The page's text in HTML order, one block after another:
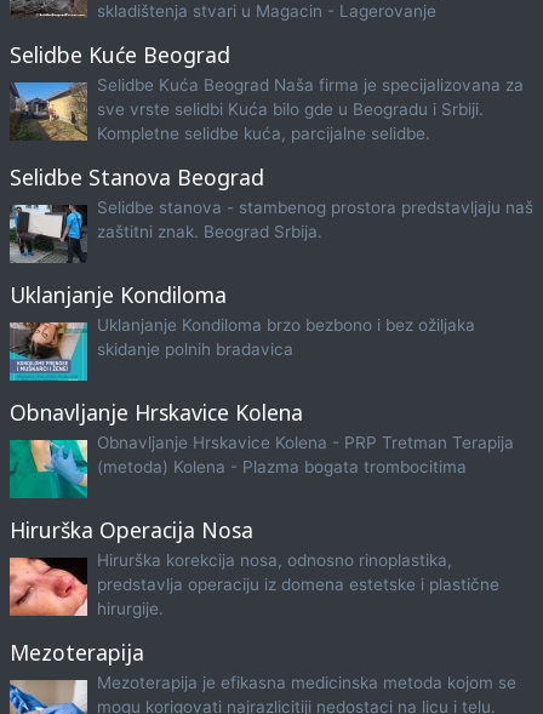
skladištenja stvari u Magacin - Lagerovanje
Selidbe Kuće Beograd
Selidbe Kuća Beograd Naša firma je specijalizovana za
sve vrste selidbi Kuća bilo gde u Beogradu i Srbiji.
Kompletne selidbe kuća, parcijalne selidbe.
Selidbe Stanova Beograd
Selidbe stanova - stambenog prostora predstavljaju naš
zaštitni znak. Beograd Srbija.
Uklanjanje Kondiloma
Uklanjanje Kondiloma brzo bezbono i bez ožiljaka
skidanje polnih bradavica
Obnavljanje Hrskavice Kolena
Obnavljanje Hrskavice Kolena - PRP Tretman Terapija
(metoda) Kolena - Plazma bogata trombocitima
Hirurška Operacija Nosa
Hirurška korekcija nosa, odnosno rinoplastika,
predstavlja operaciju iz domena estetske i plastične
hirurgije.
Mezoterapija
Mezoterapija je efikasna medicinska metoda kojom se
mogu korigovati najrazlicitiji nedostaci na licu i telu.